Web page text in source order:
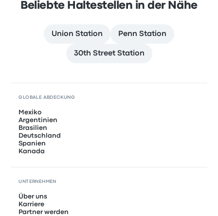
Beliebte Haltestellen in der Nähe
Union Station Penn Station
30th Street Station
GLOBALE ABDECKUNG
Mexiko
Argentinien
Brasilien
Deutschland
Spanien
Kanada
UNTERNEHMEN
Über uns
Karriere
Partner werden